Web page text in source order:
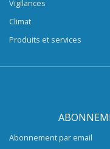
Vigilances
Climat
Produits et services
Abonnement par email